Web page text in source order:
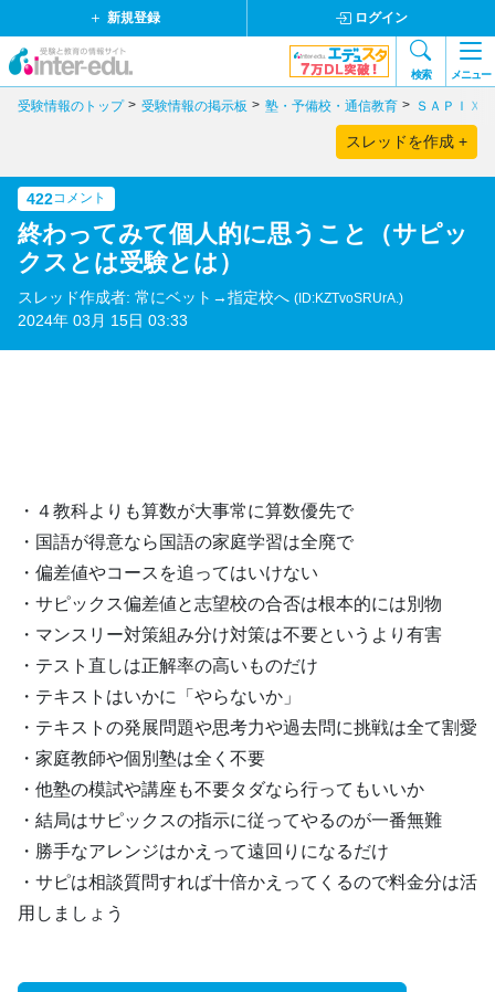
新規登録 ログイン
検索 メニュー
受験情報のトップ 受験情報の掲示板 塾・予備校・通信教育 ＳＡＰＩＸ
スレッドを作成 +
422コメント
終わってみて個人的に思うこと（サピッ
クスとは受験とは）
スレッド作成者: 常にベット→指定校へ (ID:KZTvoSRUrA.)
2024年 03月 15日 03:33
・４教科よりも算数が大事常に算数優先で
・国語が得意なら国語の家庭学習は全廃で
・偏差値やコースを追ってはいけない
・サピックス偏差値と志望校の合否は根本的には別物
・マンスリー対策組み分け対策は不要というより有害
・テスト直しは正解率の高いものだけ
・テキストはいかに「やらないか」
・テキストの発展問題や思考力や過去問に挑戦は全て割愛
・家庭教師や個別塾は全く不要
・他塾の模試や講座も不要タダなら行ってもいいか
・結局はサピックスの指示に従ってやるのが一番無難
・勝手なアレンジはかえって遠回りになるだけ
・サピは相談質問すれば十倍かえってくるので料金分は活
用しましょう